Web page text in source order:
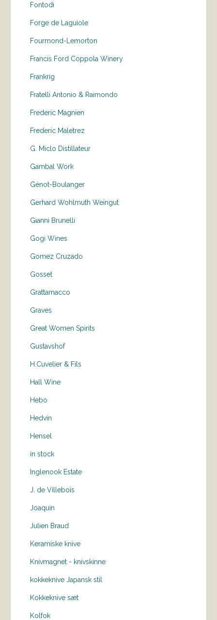
Fontodi
Forge de Laguiole
Fourmond-Lemorton
Francis Ford Coppola Winery
Frankrig
Fratelli Antonio & Raimondo
Frederic Magnien
Frederic Maletrez
G. Miclo Distillateur
Gambal Work
Génot-Boulanger
Gerhard Wohlmuth Weingut
Gianni Brunelli
Gogi Wines
Gomez Cruzado
Gosset
Grattamacco
Graves
Great Women Spirits
Gustavshof
H.Cuvelier & Fils
Hall Wine
Hebo
Hedvin
Hensel
in stock
Inglenook Estate
J. de Villebois
Joaquin
Julien Braud
Keramiske knive
Knivmagnet - knivskinne
kokkeknive Japansk stil
Kokkeknive sæt
Kolfok